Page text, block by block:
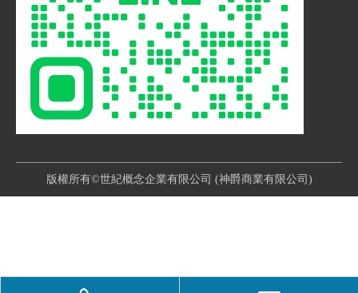
版權所有©世紀概念企業有限公司 (神爵商業有限公司)